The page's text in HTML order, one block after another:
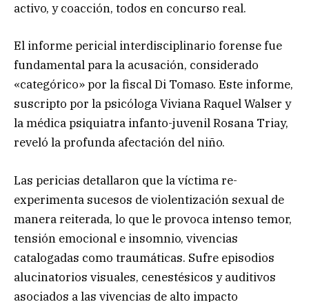
activo, y coacción, todos en concurso real.
El informe pericial interdisciplinario forense fue
fundamental para la acusación, considerado
«categórico» por la fiscal Di Tomaso. Este informe,
suscripto por la psicóloga Viviana Raquel Walser y
la médica psiquiatra infanto-juvenil Rosana Triay,
reveló la profunda afectación del niño.
Las pericias detallaron que la víctima re-
experimenta sucesos de violentización sexual de
manera reiterada, lo que le provoca intenso temor,
tensión emocional e insomnio, vivencias
catalogadas como traumáticas. Sufre episodios
alucinatorios visuales, cenestésicos y auditivos
asociados a las vivencias de alto impacto